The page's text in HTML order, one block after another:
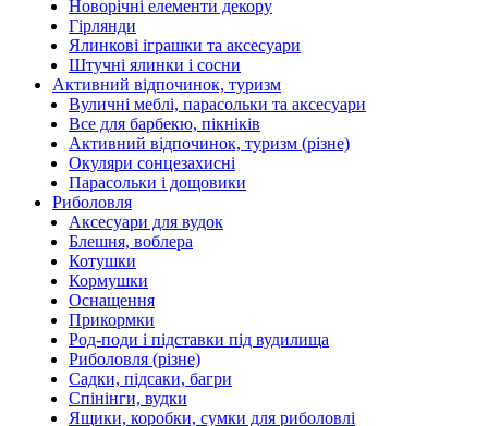
Новорічні елементи декору
Гірлянди
Ялинкові іграшки та аксесуари
Штучні ялинки і сосни
Активний відпочинок, туризм
Вуличні меблі, парасольки та аксесуари
Все для барбекю, пікніків
Активний відпочинок, туризм (різне)
Окуляри сонцезахисні
Парасольки і дощовики
Риболовля
Аксесуари для вудок
Блешня, воблера
Котушки
Кормушки
Оснащення
Прикормки
Род-поди і підставки під вудилища
Риболовля (різне)
Садки, підсаки, багри
Спінінги, вудки
Ящики, коробки, сумки для риболовлі